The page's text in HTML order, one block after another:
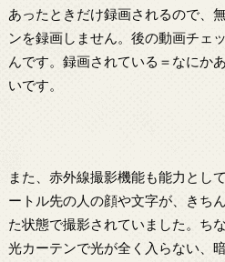
あったときだけ録画されるので、
ンを録画しません。後の動画チェ
んです。録画されている＝なにか
いです。
また、赤外線撮影機能も能力とし
ートル先の人の顔や文字が、きち
た状態で撮影されていました。ち
光カーテンで光が全く入らない、